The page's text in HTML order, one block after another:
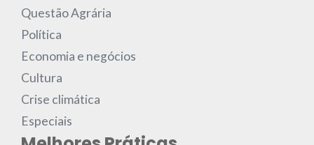
Questão Agrária
Política
Economia e negócios
Cultura
Crise climática
Especiais